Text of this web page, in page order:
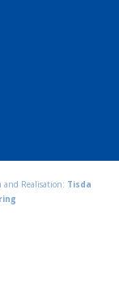
Realisation: Tisda